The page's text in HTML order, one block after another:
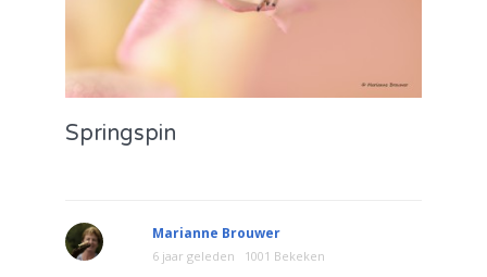
Springspin
Marianne Brouwer
6 jaar geleden 1001 Bekeken